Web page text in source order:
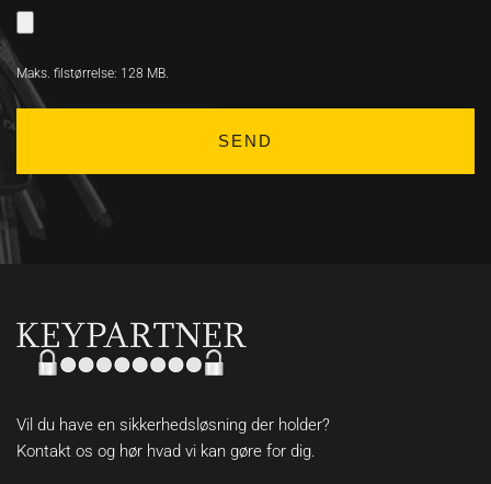
Maks. filstørrelse: 128 MB.
Vil du have en sikkerhedsløsning der holder?
Kontakt os og hør hvad vi kan gøre for dig.